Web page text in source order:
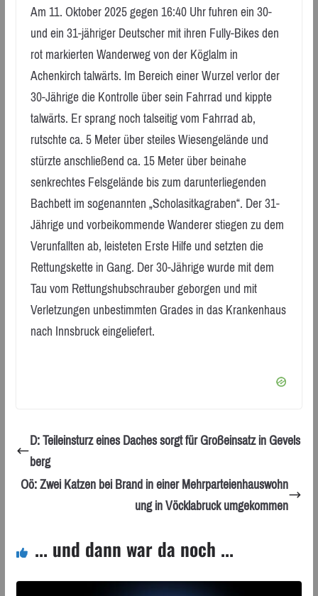
Am 11. Oktober 2025 gegen 16:40 Uhr fuhren ein 30-
und ein 31-jähriger Deutscher mit ihren Fully-Bikes den
rot markierten Wanderweg von der Köglalm in
Achenkirch talwärts. Im Bereich einer Wurzel verlor der
30-Jährige die Kontrolle über sein Fahrrad und kippte
talwärts. Er sprang noch talseitig vom Fahrrad ab,
rutschte ca. 5 Meter über steiles Wiesengelände und
stürzte anschließend ca. 15 Meter über beinahe
senkrechtes Felsgelände bis zum darunterliegenden
Bachbett im sogenannten „Scholasitkagraben“. Der 31-
Jährige und vorbeikommende Wanderer stiegen zu dem
Verunfallten ab, leisteten Erste Hilfe und setzten die
Rettungskette in Gang. Der 30-Jährige wurde mit dem
Tau vom Rettungshubschrauber geborgen und mit
Verletzungen unbestimmten Grades in das Krankenhaus
nach Innsbruck eingeliefert.
D: Teileinsturz eines Daches sorgt für Großeinsatz in Gevels
berg
Oö: Zwei Katzen bei Brand in einer Mehrparteienhauswohn
ung in Vöcklabruck umgekommen
... und dann war da noch ...